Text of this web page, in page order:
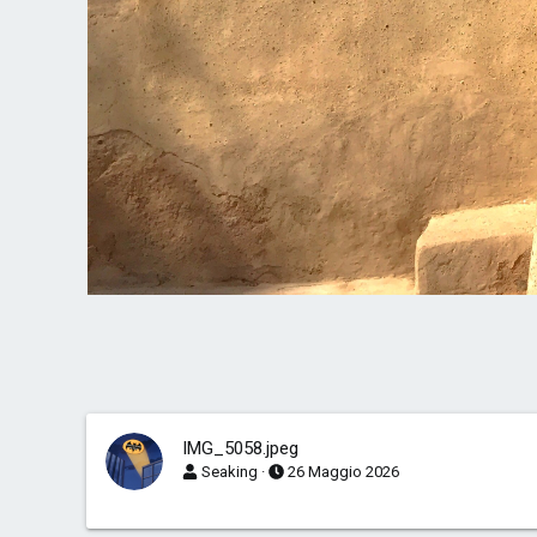
IMG_5058.jpeg
Seaking 26 Maggio 2026